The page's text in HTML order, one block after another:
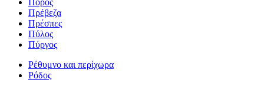
Πρέβεζα
Πρέσπες
Πύλος
Πύργος
Ρέθυμνο και περίχωρα
Ρόδος